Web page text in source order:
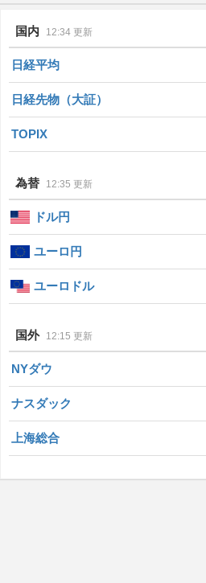
国内 12:34 更新
日経平均
日経先物（大証）
TOPIX
為替 12:35 更新
ドル円
ユーロ円
ユーロドル
国外 12:15 更新
NYダウ
ナスダック
上海総合